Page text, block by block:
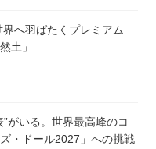
へ羽ばたくプレミアム
土」
がいる。世界最高峰のコ
・ドール2027」への挑戦